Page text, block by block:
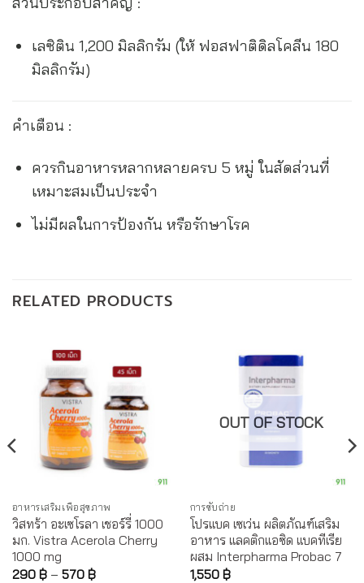
เลซิติน 1,200 มิลลิกรัม (ให้ ฟอสฟาติดิลโคลีน 180
มิลลิกรัม)
คำเตือน :
ควรกินอาหารหลากหลายครบ 5 หมู่ ในสัดส่วนที่
เหมาะสมเป็นประจำ
ไม่มีผลในการป้องกัน หรือรักษาโรค
RELATED PRODUCTS
อาหารเสริมเพื่อสุขภาพ
วิสทร้า อะเซโรลา เชอร์รี่ 1000
มก. Vistra Acerola Cherry
1000 mg
290 ฿– 570 ฿
OUT OF STOCK
การขับถ่าย
โปรแบค เซเว่น ผลิตภัณฑ์เสริม
อาหาร แลคติกแอซิด แบคทีเรีย
ผสม Interpharma Probac 7
1,550 ฿